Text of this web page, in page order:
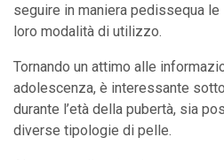
seguire in maniera pedissequa
loro modalità di utilizzo.
Tornando un attimo alle
adolescenza, è interessante
durante l’età della pubertà, sia
diverse tipologie di pelle.